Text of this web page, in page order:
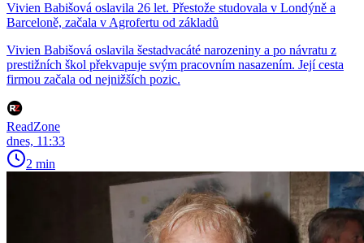
Vivien Babišová oslavila 26 let. Přestože studovala v Londýně a
Barceloně, začala v Agrofertu od základů
Vivien Babišová oslavila šestadvacáté narozeniny a po návratu z
prestižních škol překvapuje svým pracovním nasazením. Její cesta
firmou začala od nejnižších pozic.
ReadZone
dnes, 11:33
2 min